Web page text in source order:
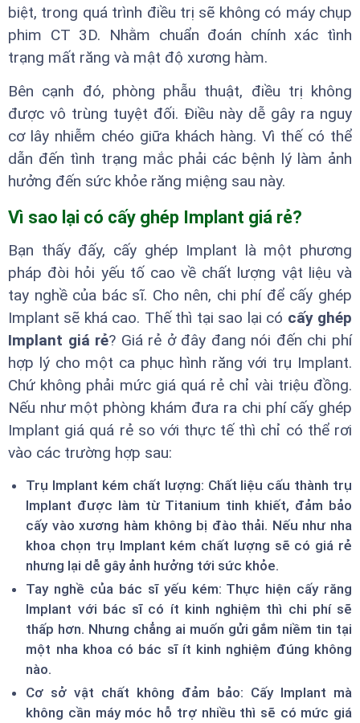
biệt, trong quá trình điều trị sẽ không có máy chụp
phim CT 3D. Nhằm chuẩn đoán chính xác tình
trạng mất răng và mật độ xương hàm.
Bên cạnh đó, phòng phẫu thuật, điều trị không
được vô trùng tuyệt đối. Điều này dễ gây ra nguy
cơ lây nhiễm chéo giữa khách hàng. Vì thế có thể
dẫn đến tình trạng mắc phải các bệnh lý làm ảnh
hưởng đến sức khỏe răng miệng sau này.
Vì sao lại có cấy ghép Implant giá rẻ?
Bạn thấy đấy, cấy ghép Implant là một phương
pháp đòi hỏi yếu tố cao về chất lượng vật liệu và
tay nghề của bác sĩ. Cho nên, chi phí để cấy ghép
Implant sẽ khá cao. Thế thì tại sao lại có cấy ghép
Implant giá rẻ? Giá rẻ ở đây đang nói đến chi phí
hợp lý cho một ca phục hình răng với trụ Implant.
Chứ không phải mức giá quá rẻ chỉ vài triệu đồng.
Nếu như một phòng khám đưa ra chi phí cấy ghép
Implant giá quá rẻ so với thực tế thì chỉ có thể rơi
vào các trường hợp sau:
Trụ Implant kém chất lượng: Chất liệu cấu thành trụ
Implant được làm từ Titanium tinh khiết, đảm bảo
cấy vào xương hàm không bị đào thải. Nếu như nha
khoa chọn trụ Implant kém chất lượng sẽ có giá rẻ
nhưng lại dễ gây ảnh hưởng tới sức khỏe.
Tay nghề của bác sĩ yếu kém: Thực hiện cấy răng
Implant với bác sĩ có ít kinh nghiệm thì chi phí sẽ
thấp hơn. Nhưng chẳng ai muốn gửi gắm niềm tin tại
một nha khoa có bác sĩ ít kinh nghiệm đúng không
nào.
Cơ sở vật chất không đảm bảo: Cấy Implant mà
không cần máy móc hỗ trợ nhiều thì sẽ có mức giá